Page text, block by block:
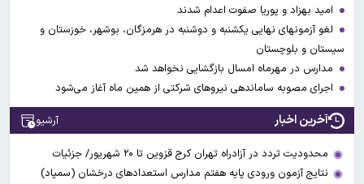
امید بهزاد و پوریا صفوت اعدام شدند
لغو آزمونهای نهایی یکشنبه و دوشنبه در هرمزگان، بوشهر، خوزستان و
سیستان و بلوچستان
مدارس در مهرماه امسال بازگشایی نخواهد شد
اجرای مصوبه ساماندهی نیرو‌های شرکتی از همین ماه آغاز می‌شود
آخرین اخبار آرشیو
محدودیت تردد در آزادراه تهران کرج قزوین تا ۲۰ شهریور/ جزئیات
نتایج آزمون ورودی پایه هفتم مدارس استعدادهای درخشان (سمپاد)